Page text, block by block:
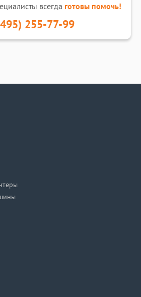
всегда готовы помочь!
255-77-99